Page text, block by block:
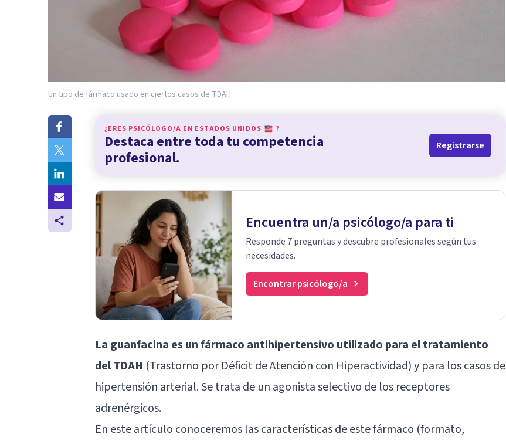
Un tipo de fármaco usado en ciertos casos de TDAH.
¿ERES PSICÓLOGO/A EN ESTADOS UNIDOS ?
Destaca entre toda tu competencia
profesional.
Registrarse
Encuentra un/a psicólogo/a para ti
Responde 7 preguntas y descubre profesionales según tus
necesidades.
Encontrar psicólogo/a
La guanfacina es un fármaco antihipertensivo utilizado para el tratamiento
del TDAH (Trastorno por Déficit de Atención con Hiperactividad) y para los casos de
hipertensión arterial. Se trata de un agonista selectivo de los receptores
adrenérgicos.
En este artículo conoceremos las características de este fármaco (formato,